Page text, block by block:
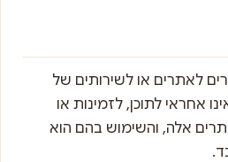
לאתרים או לשירותים של
אחראי לתוכן, לזמינות או
אלה, והשימוש בהם הוא